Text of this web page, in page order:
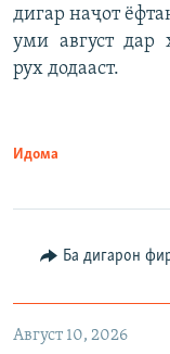
дигар наҷот
уми август дар
рух додааст.
Идома
Ба дигарон
Август 10, 2026